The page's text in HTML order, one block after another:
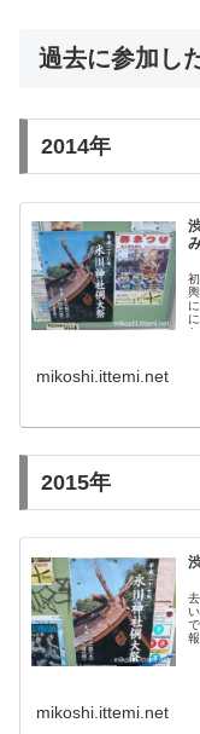
過去に参加し
2014年
mikoshi.ittemi.net
2015年
mikoshi.ittemi.net